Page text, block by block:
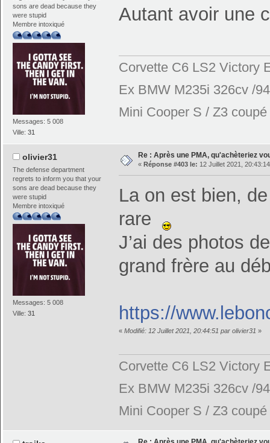
sons are dead because they
were stupid
Membre intoxiqué
Messages: 5 008
Ville:31
Autant avoir une
Corvette C6 LS2 Victory
Ex BMW M235i 326cv /
Mini Cooper S / Z3
olivier31
The defense department
regrets to inform you that your
sons are dead because they
were stupid
Membre intoxiqué
Messages: 5 008
Ville:31
Re : Après une PMA, qu'achèteriez
« Réponse #403 le: 12 Juillet 2021,
La on est bien,
rare
J’ai des photos
grand frère au
https://
« Modifié: 12 Juillet 2021, 20:44:51 par olivier31 »
Corvette C6 LS2 Victory
Ex BMW M235i 326cv /
Mini Cooper S / Z3